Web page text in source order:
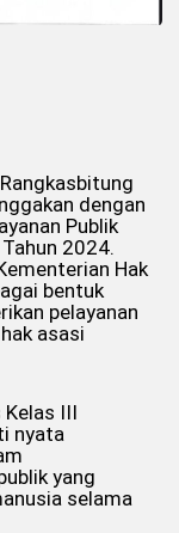
dengan
Publik
2024.
Hak
bentuk
pelayanan
asasi
III
nyata
yang
selama